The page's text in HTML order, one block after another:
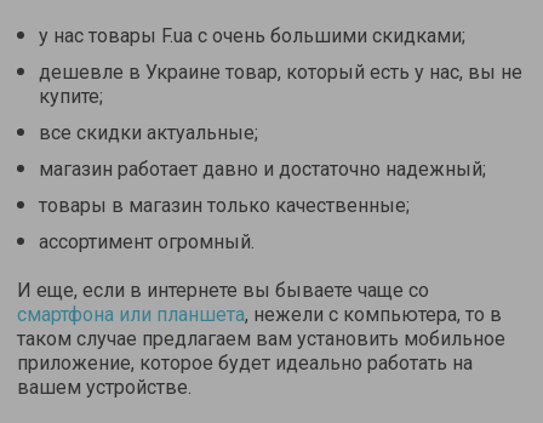
у нас товары F.ua с очень большими скидками;
дешевле в Украине товар, который есть у нас, вы не
купите;
все скидки актуальные;
магазин работает давно и достаточно надежный;
товары в магазин только качественные;
ассортимент огромный.
И еще, если в интернете вы бываете чаще со
смартфона или планшета, нежели с компьютера, то в
таком случае предлагаем вам установить мобильное
приложение, которое будет идеально работать на
вашем устройстве.